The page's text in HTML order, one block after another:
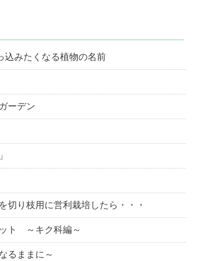
込みたくなる植物の名前
ーデン
切り枝用に営利栽培したら・・・
ト ～キク科編～
るままに～